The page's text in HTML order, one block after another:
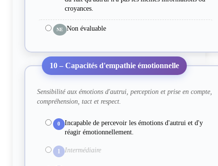
croyances.
NE Non évaluable
10 – Capacités d'empathie émotionnelle
Sensibilité aux émotions d'autrui, perception et prise en compte,
compréhension, tact et respect.
0
Incapable de percevoir les émotions d'autrui et d'y
réagir émotionnellement.
1 Intermédiaire